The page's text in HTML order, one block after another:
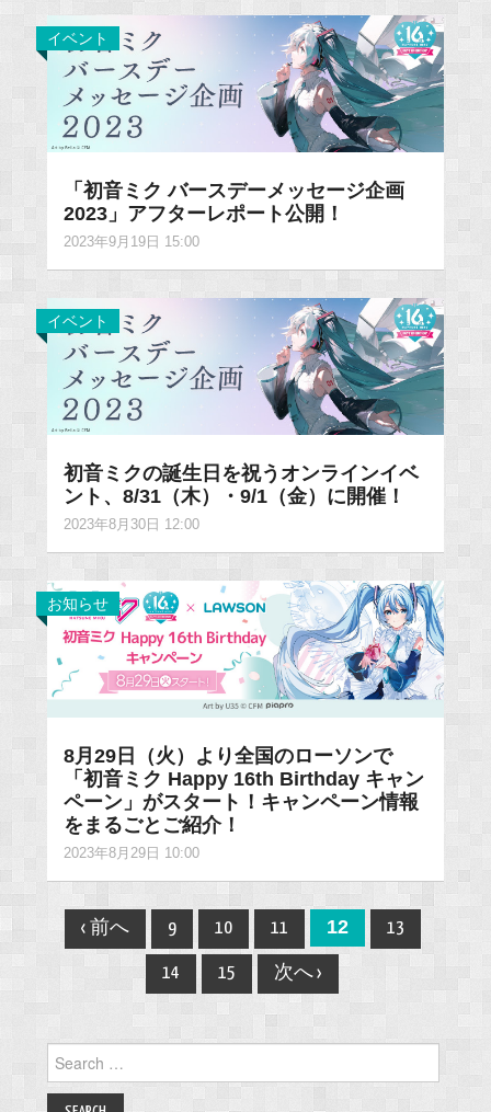
イベント
「初音ミク バースデーメッセージ企画
2023」アフターレポート公開！
2023年9月19日 15:00
イベント
初音ミクの誕生日を祝うオンラインイベ
ント、8/31（木）・9/1（金）に開催！
2023年8月30日 12:00
お知らせ
8月29日（火）より全国のローソンで
「初音ミク Happy 16th Birthday キャン
ペーン」がスタート！キャンペーン情報
をまるごとご紹介！
2023年8月29日 10:00
Post
navigation
‹ 前へ 9 10 11 12 13
14 15 次へ ›
for: